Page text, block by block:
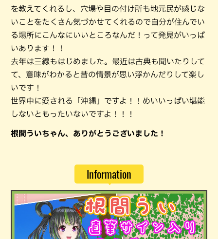
を教えてくれるし、穴場や目の付け所も地元民が感じな
いことをたくさん気づかせてくれるので自分が住んでい
る場所にこんなにいいところなんだ！って発見がいっぱ
いあります！！
去年は三線もはじめました。最近は古典も聞いたりして
て、意味がわかると昔の情景が思い浮かんだりして楽し
いです！
世界中に愛される「沖縄」ですよ！！めいいっぱい堪能
しないともったいないですよ！！！
根間ういちゃん、ありがとうございました！
Information